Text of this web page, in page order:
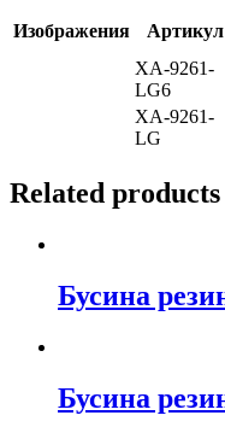
Изображения Артикул
XA-9261-
LG6
XA-9261-
LG
Related products
Бусина
Бусина